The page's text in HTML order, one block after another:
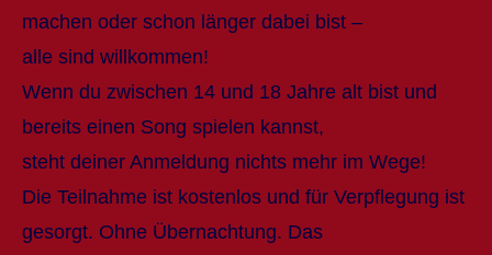
machen oder schon länger dabei bist –
alle sind willkommen!
Wenn du zwischen 14 und 18 Jahre alt bist und
bereits einen Song spielen kannst,
steht deiner Anmeldung nichts mehr im Wege!
Die Teilnahme ist kostenlos und für Verpflegung ist
gesorgt. Ohne Übernachtung. Das